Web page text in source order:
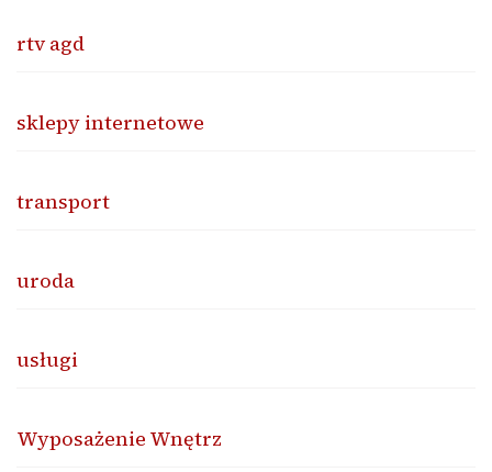
rtv agd
sklepy internetowe
transport
uroda
usługi
Wyposażenie Wnętrz